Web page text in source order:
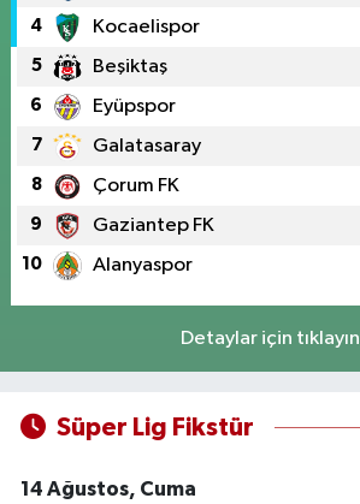
4 Kocaelispor
5 Beşiktaş
6 Eyüpspor
7 Galatasaray
8 Çorum FK
9 Gaziantep FK
10 Alanyaspor
Detaylar için tıklayın
Süper Lig Fikstür
14 Ağustos, Cuma